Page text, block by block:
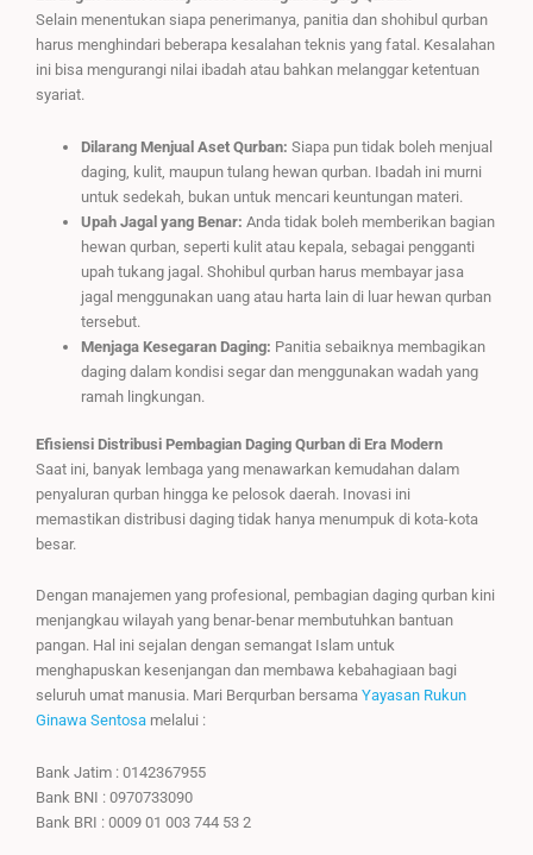
Selain menentukan siapa penerimanya, panitia dan shohibul qurban
harus menghindari beberapa kesalahan teknis yang fatal. Kesalahan
ini bisa mengurangi nilai ibadah atau bahkan melanggar ketentuan
syariat.
Dilarang Menjual Aset Qurban: Siapa pun tidak boleh menjual
daging, kulit, maupun tulang hewan qurban. Ibadah ini murni
untuk sedekah, bukan untuk mencari keuntungan materi.
Upah Jagal yang Benar: Anda tidak boleh memberikan bagian
hewan qurban, seperti kulit atau kepala, sebagai pengganti
upah tukang jagal. Shohibul qurban harus membayar jasa
jagal menggunakan uang atau harta lain di luar hewan qurban
tersebut.
Menjaga Kesegaran Daging: Panitia sebaiknya membagikan
daging dalam kondisi segar dan menggunakan wadah yang
ramah lingkungan.
Efisiensi Distribusi Pembagian Daging Qurban di Era Modern
Saat ini, banyak lembaga yang menawarkan kemudahan dalam
penyaluran qurban hingga ke pelosok daerah. Inovasi ini
memastikan distribusi daging tidak hanya menumpuk di kota-kota
besar.
Dengan manajemen yang profesional, pembagian daging qurban kini
menjangkau wilayah yang benar-benar membutuhkan bantuan
pangan. Hal ini sejalan dengan semangat Islam untuk
menghapuskan kesenjangan dan membawa kebahagiaan bagi
seluruh umat manusia. Mari Berqurban bersama Yayasan Rukun
Ginawa Sentosa melalui :
Bank Jatim : 0142367955
Bank BNI : 0970733090
Bank BRI : 0009 01 003 744 53 2